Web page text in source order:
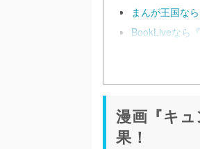
まんが王国な
BookLiveなら
漫画『キ
果！